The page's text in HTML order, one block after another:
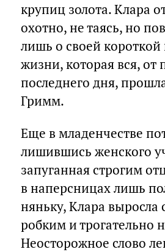
крупиц золота. Клара
охотно, не таясь, но
лишь о своей
жизни, которая вся, от
последнего дня,
Гримм.
Еще в младенчестве
лишившись женского
запуганная строгим
в наперсницах лишь
няньку, Клара выросла
робким и трогательно
Неосторожное слово